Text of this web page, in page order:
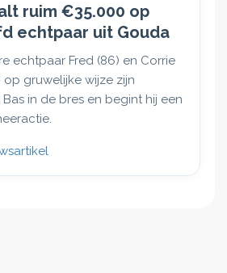
ruim €35.000 op
echtpaar uit Gouda
echtpaar Fred (86) en Corrie
op gruwelijke wijze zijn
in de bres en begint hij een